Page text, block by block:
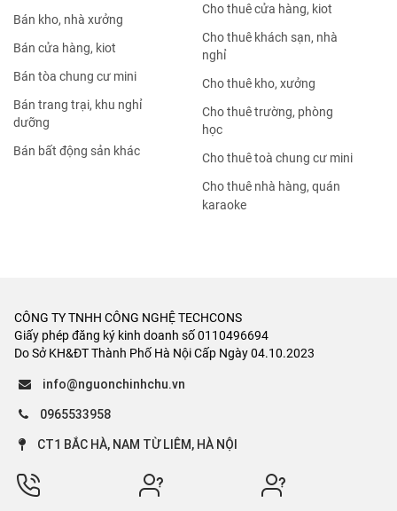
Bán kho, nhà xưởng
Bán cửa hàng, kiot
Bán tòa chung cư mini
Bán trang trại, khu nghỉ
dưỡng
Bán bất động sản khác
Cho thuê cửa hàng, kiot
Cho thuê khách sạn, nhà
nghỉ
Cho thuê kho, xưởng
Cho thuê trường, phòng
học
Cho thuê toà chung cư mini
Cho thuê nhà hàng, quán
karaoke
CÔNG TY TNHH CÔNG NGHỆ TECHCONS
Giấy phép đăng ký kinh doanh số 0110496694
Do Sở KH&ĐT Thành Phố Hà Nội Cấp Ngày 04.10.2023
info@nguonchinhchu.vn
0965533958
CT1 BẮC HÀ, NAM TỪ LIÊM, HÀ NỘI